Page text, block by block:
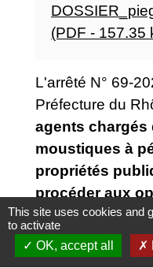
(PDF - 157.35
L'arrêté N° 69-
Préfecture du
agents chargés
moustiques à
propriétés
procéder aux
la loi n°64-1246
relative à la
moustiques.
This site uses cookies and
to activate
OK, accept all